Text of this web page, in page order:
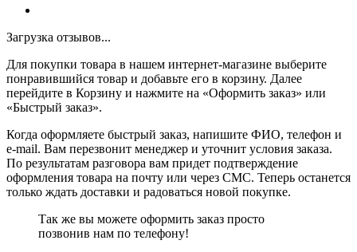
Загрузка отзывов...
Для покупки товара в нашем интернет-магазине выберите
понравившийся товар и добавьте его в корзину. Далее
перейдите в Корзину и нажмите на «Оформить заказ» или
«Быстрый заказ».
Когда оформляете быстрый заказ, напишите ФИО, телефон и
e-mail. Вам перезвонит менеджер и уточнит условия заказа.
По результатам разговора вам придет подтверждение
оформления товара на почту или через СМС. Теперь останется
только ждать доставки и радоваться новой покупке.
Так же вы можете оформить заказ просто
позвонив нам по телефону!